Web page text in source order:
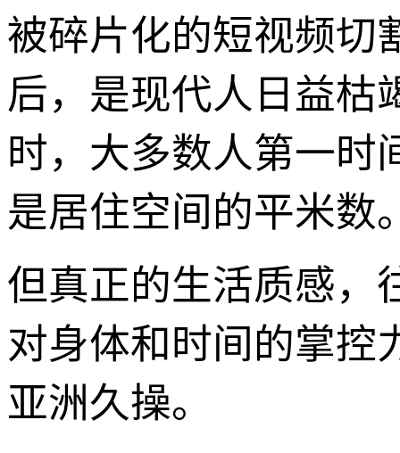
被碎片化的短视频切
后，是现代人日益枯
时，大多数人第一时
是居住空间的平米数
但真正的生活质感
对身体和时间的掌控
亚洲久操。